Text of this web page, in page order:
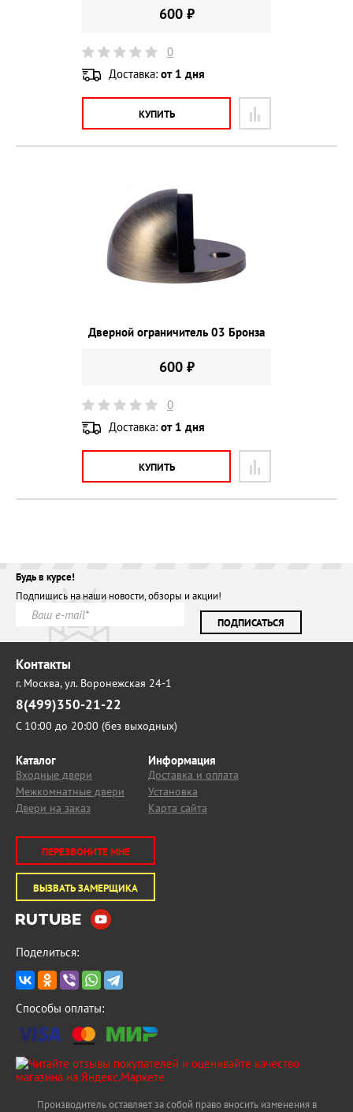
600 ₽
0
Доставка: от 1 дня
КУПИТЬ
Дверной ограничитель 03 Бронза
600 ₽
0
Доставка: от 1 дня
КУПИТЬ
Будь в курсе!
Подпишись на наши новости, обзоры и акции!
ПОДПИСАТЬСЯ
Контакты
г. Москва,ул. Воронежская 24-1
8(499)350-21-22
С 10:00 до 20:00 (без выходных)
Каталог
Входные двери
Межкомнатные двери
Двери на заказ
Информация
Доставка и оплата
Установка
Карта сайта
ПЕРЕЗВОНИТЕ МНЕ
ВЫЗВАТЬ ЗАМЕРЩИКА
Поделиться:
Способы оплаты:
Производитель оставляет за собой право вносить изменения в